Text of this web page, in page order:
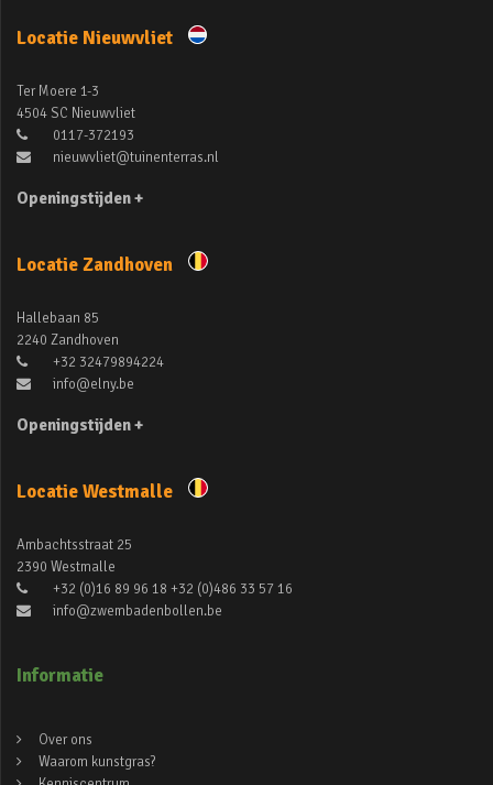
Locatie Nieuwvliet
Ter Moere 1-3
4504 SC Nieuwvliet
0117-372193
nieuwvliet@tuinenterras.nl
Openingstijden +
Locatie Zandhoven
Hallebaan 85
2240 Zandhoven
+32 32479894224
info@elny.be
Openingstijden +
Locatie Westmalle
Ambachtsstraat 25
2390 Westmalle
+32 (0)16 89 96 18 +32 (0)486 33 57 16
info@zwembadenbollen.be
Informatie
Over ons
Waarom kunstgras?